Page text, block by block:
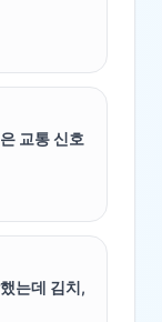
교통 신호
는데 김치,